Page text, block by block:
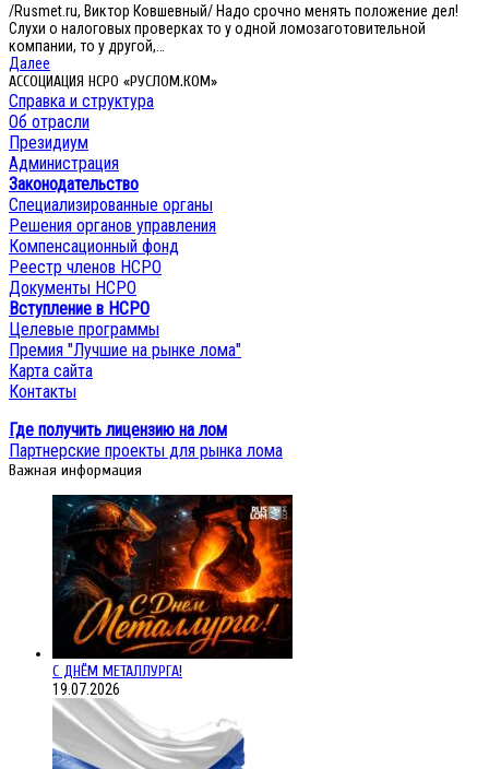
/Rusmet.ru, Виктор Ковшевный/ Надо срочно менять положение дел!
Слухи о налоговых проверках то у одной ломозаготовительной
компании, то у другой,…
Далее
АССОЦИАЦИЯ НСРО «РУСЛОМ.КОМ»
Справка и структура
Об отрасли
Президиум
Администрация
Законодательство
Специализированные органы
Решения органов управления
Компенсационный фонд
Реестр членов НСРО
Документы НСРО
Вступление в НСРО
Целевые программы
Премия "Лучшие на рынке лома"
Карта сайта
Контакты
Где получить лицензию на лом
Партнерские проекты для рынка лома
Важная информация
С ДНЁМ МЕТАЛЛУРГА!
19.07.2026